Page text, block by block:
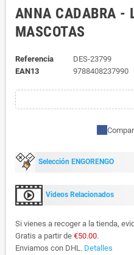
ANNA CADABRA -
MASCOTAS
Referencia
DES-23799
EAN13
9788408237990
Selección ENGORENGO
Videos Relacionados
Si vienes a recoger a la tienda,
Gratis a partir de €50.00.
Enviamos con DHL. Detalles